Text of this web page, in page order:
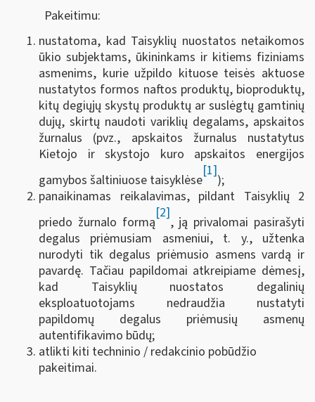
Pakeitimu:
nustatoma, kad Taisyklių nuostatos netaikomos
ūkio subjektams, ūkininkams ir kitiems fiziniams
asmenims, kurie užpildo kituose teisės aktuose
nustatytos formos naftos produktų, bioproduktų,
kitų degiųjų skystų produktų ar suslėgtų gamtinių
dujų, skirtų naudoti variklių degalams, apskaitos
žurnalus (pvz., apskaitos žurnalus nustatytus
Kietojo ir skystojo kuro apskaitos energijos
gamybos šaltiniuose taisyklėse
[1]
);
panaikinamas reikalavimas, pildant Taisyklių 2
priedo žurnalo formą
[2]
, ją privalomai pasirašyti
degalus priėmusiam asmeniui, t. y., užtenka
nurodyti tik degalus priėmusio asmens vardą ir
pavardę. Tačiau papildomai atkreipiame dėmesį,
kad Taisyklių nuostatos degalinių
eksploatuotojams nedraudžia nustatyti
papildomų degalus priėmusių asmenų
autentifikavimo būdų;
atlikti kiti techninio / redakcinio pobūdžio
pakeitimai.